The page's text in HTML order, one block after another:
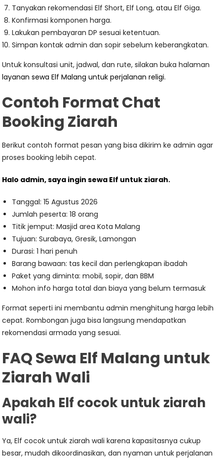
Tanyakan rekomendasi Elf Short, Elf Long, atau Elf Giga.
Konfirmasi komponen harga.
Lakukan pembayaran DP sesuai ketentuan.
Simpan kontak admin dan sopir sebelum keberangkatan.
Untuk konsultasi unit, jadwal, dan rute, silakan buka halaman
layanan sewa Elf Malang untuk perjalanan religi.
Contoh Format Chat
Booking Ziarah
Berikut contoh format pesan yang bisa dikirim ke admin agar
proses booking lebih cepat.
Halo admin, saya ingin sewa Elf untuk ziarah.
Tanggal: 15 Agustus 2026
Jumlah peserta: 18 orang
Titik jemput: Masjid area Kota Malang
Tujuan: Surabaya, Gresik, Lamongan
Durasi: 1 hari penuh
Barang bawaan: tas kecil dan perlengkapan ibadah
Paket yang diminta: mobil, sopir, dan BBM
Mohon info harga total dan biaya yang belum termasuk
Format seperti ini membantu admin menghitung harga lebih
cepat. Rombongan juga bisa langsung mendapatkan
rekomendasi armada yang sesuai.
FAQ Sewa Elf Malang untuk
Ziarah Wali
Apakah Elf cocok untuk ziarah
wali?
Ya, Elf cocok untuk ziarah wali karena kapasitasnya cukup
besar, mudah dikoordinasikan, dan nyaman untuk perjalanan